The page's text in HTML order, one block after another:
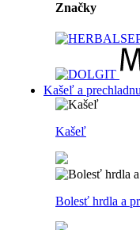
Značky
Kašeľ a
Kašeľ
Bolesť hrdla a